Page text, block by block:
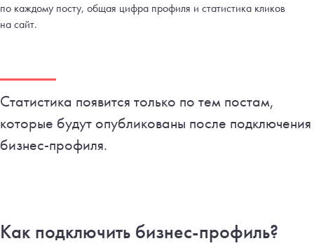
по каждому посту, общая цифра профиля и статистика кликов
на сайт.
Статистика появится только по тем постам,
которые будут опубликованы после подключения
бизнес-профиля.
Как подключить бизнес-профиль?